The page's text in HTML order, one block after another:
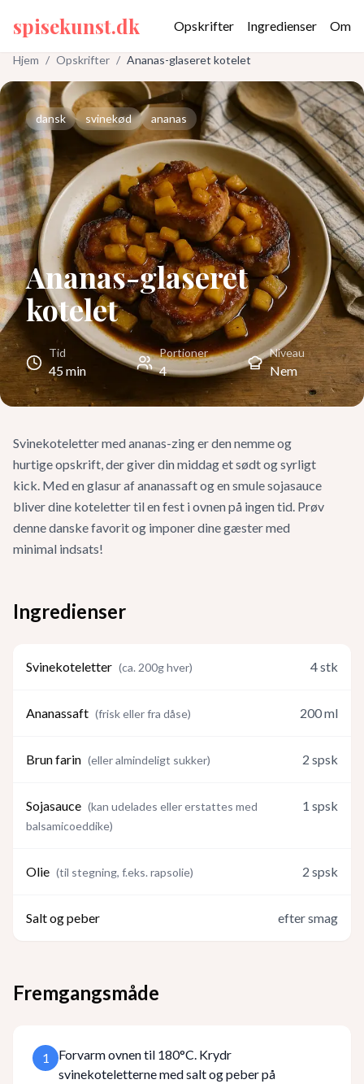
spisekunst.dk Opskrifter Ingredienser Om
Hjem / Opskrifter / Ananas-glaseret kotelet
dansk svinekød ananas
Ananas-glaseret
kotelet
Tid
45min
Portioner
4
Niveau
Nem
Svinekoteletter med ananas-zing er den nemme og
hurtige opskrift, der giver din middag et sødt og syrligt
kick. Med en glasur af ananassaft og en smule sojasauce
bliver dine koteletter til en fest i ovnen på ingen tid. Prøv
denne danske favorit og imponer dine gæster med
minimal indsats!
Ingredienser
Svinekoteletter (ca. 200g hver) 4stk
Ananassaft (frisk eller fra dåse) 200ml
Brun farin (eller almindeligt sukker) 2 spsk
Sojasauce (kan udelades eller erstattes med
balsamicoeddike)
1 spsk
Olie (til stegning, f.eks. rapsolie) 2 spsk
Salt og peber efter smag
Fremgangsmåde
1
Forvarm ovnen til 180°C. Krydr
svinekoteletterne med salt og peber på